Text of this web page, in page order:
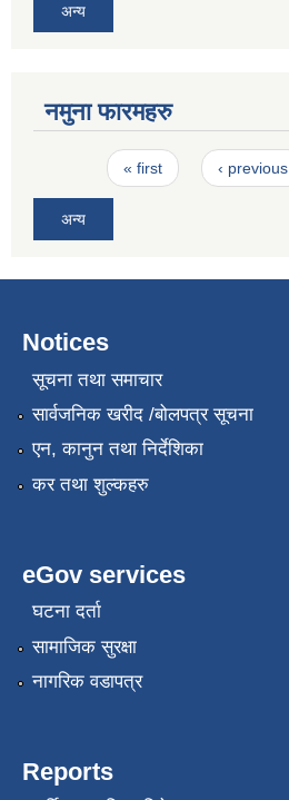
अन्य
नमुना फारमहरु
Pages« first ‹ previous
अन्य
Notices
सूचना तथा समाचार
सार्वजनिक खरीद /बोलपत्र सूचना
एन, कानुन तथा निर्देशिका
कर तथा शुल्कहरु
eGov services
घटना दर्ता
सामाजिक सुरक्षा
नागरिक वडापत्र
Reports